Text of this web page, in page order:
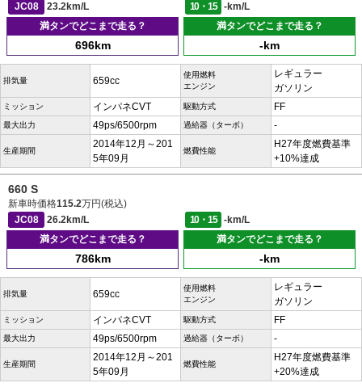
JC08
23.2km/L 10・15
-km/L
満タンでどこまで走る？
696km
満タンでどこまで走る？
-km
排気量 659cc
使用燃料
エンジン
レギュラー
ガソリン
ミッション インパネCVT 駆動方式 FF
最大出力 49ps/6500rpm 過給器（ターボ） -
生産期間
2014年12月～201
5年09月
燃費性能
H27年度燃費基準
+10%達成
660 S
新車時価格115.2万円(税込)
JC08
26.2km/L 10・15
-km/L
満タンでどこまで走る？
786km
満タンでどこまで走る？
-km
排気量 659cc
使用燃料
エンジン
レギュラー
ガソリン
ミッション インパネCVT 駆動方式 FF
最大出力 49ps/6500rpm 過給器（ターボ） -
生産期間
2014年12月～201
5年09月
燃費性能
H27年度燃費基準
+20%達成